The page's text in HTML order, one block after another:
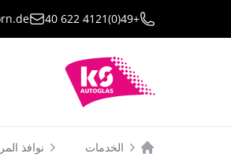
+49(0)4121 622 40
الخدمات نوافذ